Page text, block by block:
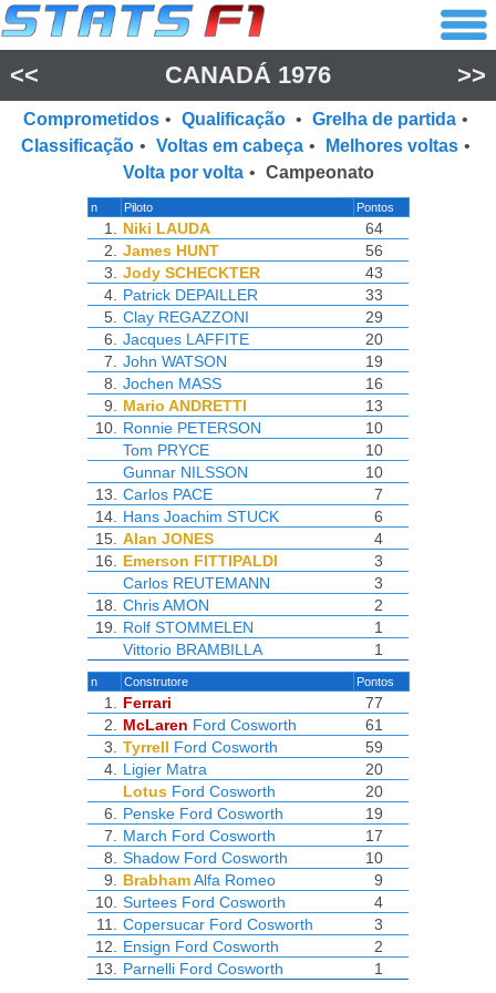
<< CANADÁ 1976 >>
Comprometidos • Qualificação • Grelha de partida •
Classificação • Voltas em cabeça • Melhores voltas •
Volta por volta • Campeonato
n Piloto Pontos
1. Niki LAUDA
64
2.
James HUNT
56
3.
Jody SCHECKTER
43
4.
Patrick DEPAILLER
33
5. Clay REGAZZONI
29
6.
Jacques LAFFITE
20
7.
John WATSON
19
8.
Jochen MASS
16
9.
Mario ANDRETTI
13
10.
Ronnie PETERSON
10
Tom PRYCE
10
Gunnar NILSSON
10
13.
Carlos PACE
7
14.
Hans Joachim STUCK
6
15. Alan JONES
4
16.
Emerson FITTIPALDI
3
Carlos REUTEMANN
3
18.
Chris AMON
2
19.
Rolf STOMMELEN
1
Vittorio BRAMBILLA
1
n Construtore Pontos
1. Ferrari
77
2.
McLaren Ford Cosworth
61
3.
Tyrrell Ford Cosworth
59
4.
Ligier Matra
20
Lotus Ford Cosworth
20
6.
Penske Ford Cosworth
19
7.
March Ford Cosworth
17
8.
Shadow Ford Cosworth
10
9.
Brabham Alfa Romeo
9
10. Surtees Ford Cosworth
4
11.
Copersucar Ford Cosworth
3
12.
Ensign Ford Cosworth
2
13.
Parnelli Ford Cosworth 1